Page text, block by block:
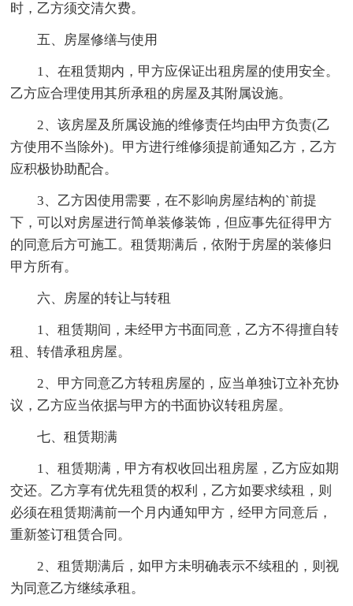
时，乙方须交清欠费。
五、房屋修缮与使用
1、在租赁期内，甲方应保证出租房屋的使用安全。
乙方应合理使用其所承租的房屋及其附属设施。
2、该房屋及所属设施的维修责任均由甲方负责(乙
方使用不当除外)。甲方进行维修须提前通知乙方，乙方
应积极协助配合。
3、乙方因使用需要，在不影响房屋结构的`前提
下，可以对房屋进行简单装修装饰，但应事先征得甲方
的同意后方可施工。租赁期满后，依附于房屋的装修归
甲方所有。
六、房屋的转让与转租
1、租赁期间，未经甲方书面同意，乙方不得擅自转
租、转借承租房屋。
2、甲方同意乙方转租房屋的，应当单独订立补充协
议，乙方应当依据与甲方的书面协议转租房屋。
七、租赁期满
1、租赁期满，甲方有权收回出租房屋，乙方应如期
交还。乙方享有优先租赁的权利，乙方如要求续租，则
必须在租赁期满前一个月内通知甲方，经甲方同意后，
重新签订租赁合同。
2、租赁期满后，如甲方未明确表示不续租的，则视
为同意乙方继续承租。